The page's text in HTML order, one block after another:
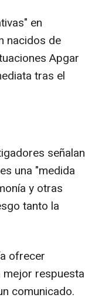
en
nacidos de
Apgar
tras el
señalan
una "medida
y otras
tanto la
ofrecer
mejor respuesta
comunicado.